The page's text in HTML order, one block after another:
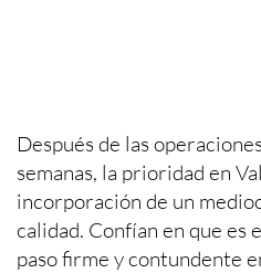
Después de las
semanas, la prioridad en
incorporación de un
calidad. Confían en que es
paso firme y contundente